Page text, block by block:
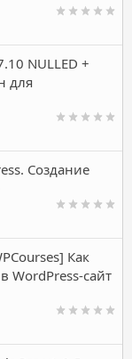
NULLED +
для
Создание
Как
WordPress-сайт